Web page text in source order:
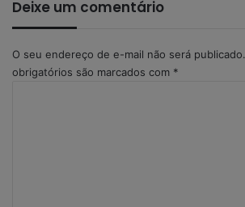
Deixe um comentário
O seu endereço de e-mail não será publicado.
obrigatórios são marcados com *